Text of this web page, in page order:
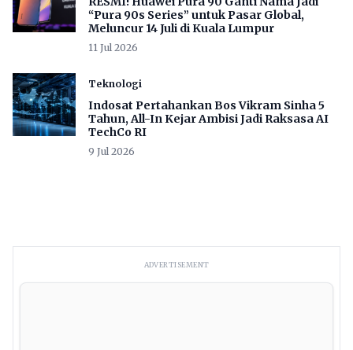
“Pura 90s Series” untuk Pasar Global,
Meluncur 14 Juli di Kuala Lumpur
11 Jul 2026
Teknologi
Indosat Pertahankan Bos Vikram Sinha 5
Tahun, All-In Kejar Ambisi Jadi Raksasa AI
TechCo RI
9 Jul 2026
ADVERTISEMENT